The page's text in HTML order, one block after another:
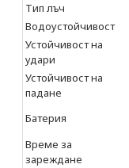
Тип лъч
Водоустойчивост
Устойчивост на
удари
Устойчивост на
падане
Батерия
Време за
зареждане